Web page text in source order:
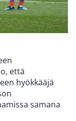
että
hyökkääjä
samana